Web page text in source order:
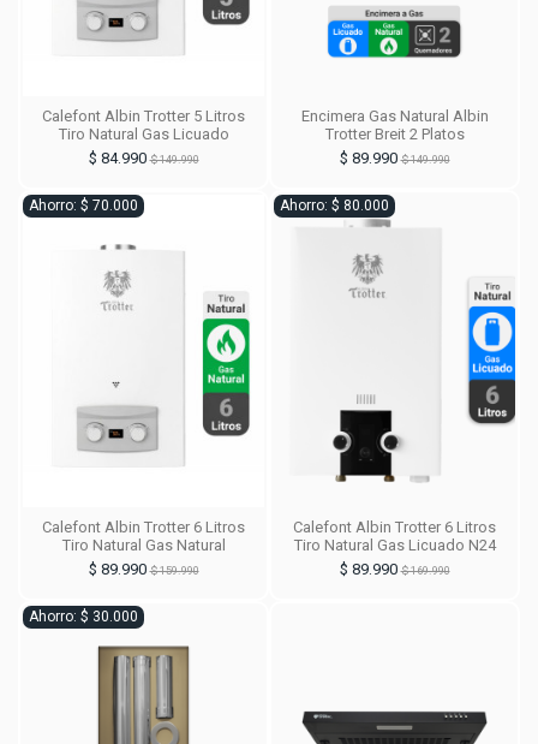
Calefont Albin Trotter 5 Litros
Tiro Natural Gas Licuado
$ 84.990$ 149.990
Encimera Gas Natural Albin
Trotter Breit 2 Platos
$ 89.990$ 149.990
Ahorro: $ 70.000
Calefont Albin Trotter 6 Litros
Tiro Natural Gas Natural
$ 89.990$ 159.990
Ahorro: $ 80.000
Calefont Albin Trotter 6 Litros
Tiro Natural Gas Licuado N24
$ 89.990$ 169.990
Ahorro: $ 30.000